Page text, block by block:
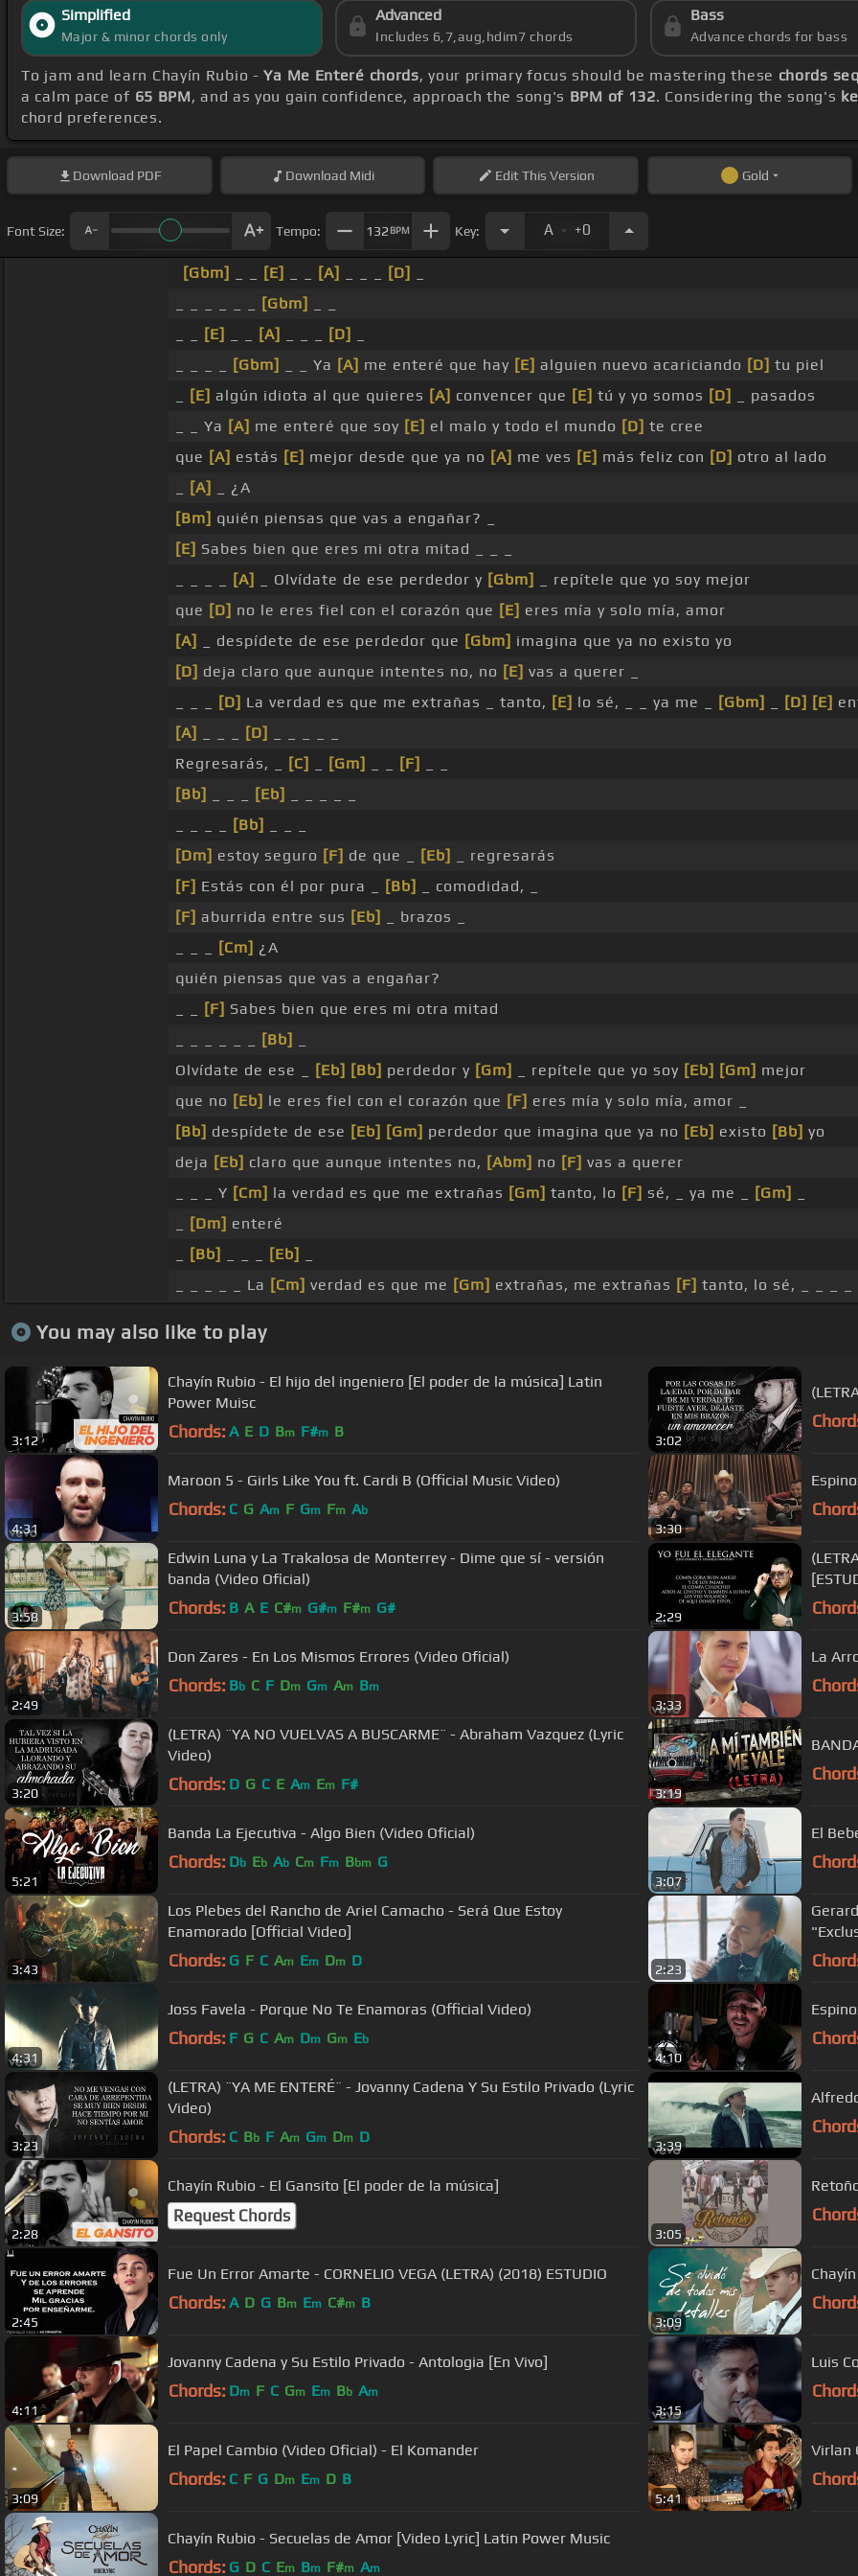
Simplified
Major & minor chords only
Advanced
Includes 6,7,aug,hdim7 chords
Bass
Advance chords for bass
To jam and learn Chayín Rubio -Ya Me Enteré chords, your primary focus should be mastering these chords
a calm pace of 65 BPM, and as you gain confidence, approach the song's BPM of 132. Considering the song's
chord preferences.
Download PDF Download Midi EditThis Version Gold
Font Size: Tempo: 132 BPM Key: A . +0
[Gbm] [E] [A] [D]
[Gbm]
[E] [A] [D]
[Gbm] _ _ Ya [A] me enteré que hay [E] alguien nuevo acariciando [D] tu piel
[E] algún idiota al que quieres [A] convencer que [E] tú y yo somos [D]
_ pasados
_ _ Ya [A] me enteré que soy [E] el malo y todo el mundo [D] te cree
que [A] estás [E] mejor desde que ya no [A] me ves [E] más feliz con [D] otro al lado
[A]
_ ¿A
[Bm] quién piensas que vas a engañar? _
[E] Sabes bien que eres mi otra mitad _ _ _
[A] _ Olvídate de ese perdedor y [Gbm]
_ repítele que yo soy mejor
que [D] no le eres fiel con el corazón que [E] eres mía y solo mía, amor
[A]
_ despídete de ese perdedor que [Gbm] imagina que ya no existo yo
[D] deja claro que aunque intentes no, no [E] vas a querer _
[D] La verdad es que me extrañas _ tanto, [E] lo sé, _ _ ya me _ [Gbm] [D] [E]
[A]
[D]
Regresarás, _
[C] [Gm] [F]
[Bb]
[Eb]
[Bb]
[Dm] estoy seguro [F] de que _ [Eb]
_ regresarás
[F] Estás con él por pura _ [Bb]
_ comodidad, _
[F] aburrida entre sus [Eb]
_ brazos _
[Cm] ¿A
quién piensas que vas a engañar?
[F] Sabes bien que eres mi otra mitad
[Bb]
Olvídate de ese _
[Eb] [Bb] perdedor y [Gm] _ repítele que yo soy [Eb] [Gm] mejor
que no [Eb] le eres fiel con el corazón que [F] eres mía y solo mía, amor _
[Bb] despídete de ese [Eb] [Gm] perdedor que imagina que ya no [Eb] existo [Bb] yo
deja [Eb] claro que aunque intentes no, [Abm] no [F] vas a querer
_ _ _ Y [Cm] la verdad es que me extrañas [Gm] tanto, lo [F] sé, _ ya me _ [Gm]
[Dm] enteré
[Bb] [Eb]
_ _ _ _ _ La [Cm] verdad es que me [Gm] extrañas, me extrañas [F] tanto, lo sé, _ _ _ _
You may also like to play
3:12
Chayín Rubio - El hijo del ingeniero [El poder de la música] Latin
Power Muisc
Chords: A E D Bm F#m B
3:02
4:31
Maroon 5 - Girls Like You ft. Cardi B (Official Music Video)
Chords: C G Am F Gm Fm Ab
3:30
3:58
Edwin Luna y La Trakalosa de Monterrey - Dime que sí - versión
banda (Video Oficial)
Chords: B A E C#m G#m F#m G#
2:29
2:49
Don Zares - En Los Mismos Errores (Video Oficial)
Chords: Bb C F Dm Gm Am Bm
3:33
La
3:20
(LETRA) ¨YA NO VUELVAS A BUSCARME¨ - Abraham Vazquez (Lyric
Video)
Chords: D G C E Am Em F#
3:19
5:21
Banda La Ejecutiva - Algo Bien (Video Oficial)
Chords: Db Eb Ab Cm Fm Bbm G
3:07
El
3:43
Los Plebes del Rancho de Ariel Camacho - Será Que Estoy
Enamorado [Official Video]
Chords: G F C Am Em Dm D
2:23
4:31
Joss Favela - Porque No Te Enamoras (Official Video)
Chords: F G C Am Dm Gm Eb
4:10
3:23
(LETRA) ¨YA ME ENTERÉ¨ - Jovanny Cadena Y Su Estilo Privado (Lyric
Video)
Chords: C Bb F Am Gm Dm D
3:39
2:28
Chayín Rubio - El Gansito [El poder de la música]
Request Chords
3:05
2:45
Fue Un Error Amarte - CORNELIO VEGA (LETRA) (2018) ESTUDIO
Chords: A D G Bm Em C#m B
3:09
4:11
Jovanny Cadena y Su Estilo Privado - Antologia [En Vivo]
Chords: Dm F C Gm Em Bb Am
3:15
Luis
3:09
El Papel Cambio (Video Oficial) - El Komander
Chords: C F G Dm Em D B
5:41
Virlan
Chayín Rubio - Secuelas de Amor [Video Lyric] Latin Power Music
Chords: G D C Em Bm F#m Am